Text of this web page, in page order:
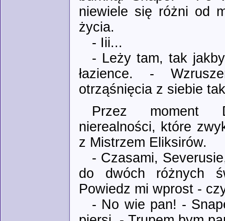
niewiele się różni od
życia.
- Iii...
- Leży tam, tak
łazience. -
otrząśnięcia z siebie
Przez moment
nierealności, które
z Mistrzem Eliksirów.
- Czasami,
do dwóch różnych
Powiedz mi wprost -
- No wie pan! -